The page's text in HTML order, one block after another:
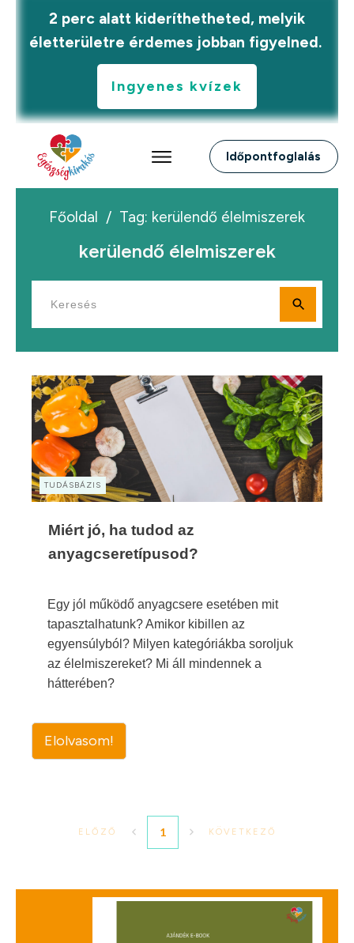
2 perc alatt kideríthetheted, melyik
életterületre érdemes jobban figyelned.
Ingyenes kvízek
Időpontfoglalás
Főoldal / Tag: kerülendő élelmiszerek
kerülendő élelmiszerek
TUDÁSBÁZIS
Miért jó, ha tudod az
anyagcseretípusod?
Egy jól működő anyagcsere esetében mit
tapasztalhatunk? Amikor kibillen az
egyensúlyból? Milyen kategóriákba soroljuk
az élelmiszereket? Mi áll mindennek a
hátterében?
Elolvasom!
ELŐZŐ 1 KÖVETKEZŐ